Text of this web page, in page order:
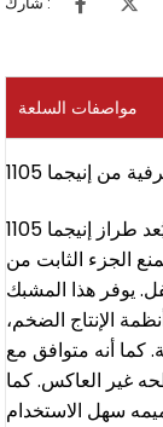
مواصفات السلعة
يُعد طراز إنيجما 1105 P-L خيارًا آمنًا بين عناصر التوصيل الرأسي ذات
الجزء الثابت من
يوفر هذا المشبك
الإنتاج الضخم،
كما أنه متوافق مع
غير العاكس. كما